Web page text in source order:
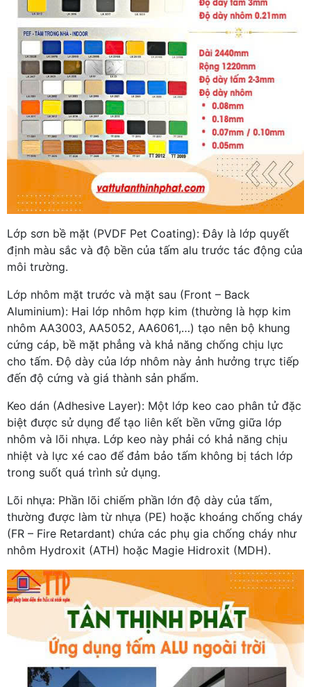
Lớp sơn bề mặt (PVDF Pet Coating): Đây là lớp quyết
định màu sắc và độ bền của tấm alu trước tác động của
môi trường.
Lớp nhôm mặt trước và mặt sau (Front – Back
Aluminium): Hai lớp nhôm hợp kim (thường là hợp kim
nhôm AA3003, AA5052, AA6061,…) tạo nên bộ khung
cứng cáp, bề mặt phẳng và khả năng chống chịu lực
cho tấm. Độ dày của lớp nhôm này ảnh hưởng trực tiếp
đến độ cứng và giá thành sản phẩm.
Keo dán (Adhesive Layer): Một lớp keo cao phân tử đặc
biệt được sử dụng để tạo liên kết bền vững giữa lớp
nhôm và lõi nhựa. Lớp keo này phải có khả năng chịu
nhiệt và lực xé cao để đảm bảo tấm không bị tách lớp
trong suốt quá trình sử dụng.
Lõi nhựa: Phần lõi chiếm phần lớn độ dày của tấm,
thường được làm từ nhựa (PE) hoặc khoáng chống cháy
(FR – Fire Retardant) chứa các phụ gia chống cháy như
nhôm Hydroxit (ATH) hoặc Magie Hidroxit (MDH).